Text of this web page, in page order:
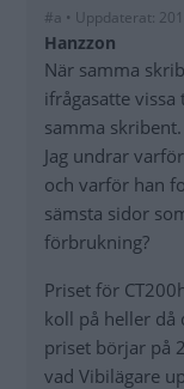
#a • Uppdaterat:
Hanzzon
När samma
ifrågasatte
samma
Jag undrar
och varför han
sämsta sidor
förbrukning?
Priset för
koll på heller då
priset börjar på
vad Vibilägare